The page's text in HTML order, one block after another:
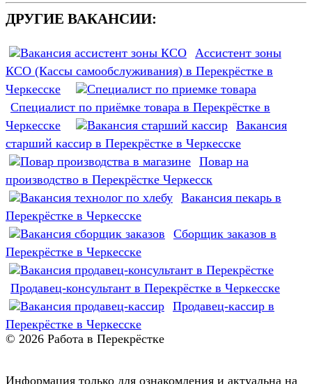
ДРУГИЕ ВАКАНСИИ:
Ассистент зоны
КСО (Кассы самообслуживания) в Перекрёстке в
Черкесске
Специалист по приёмке товара в Перекрёстке в
Черкесске
Вакансия
старший кассир в Перекрёстке в Черкесске
Повар на
производство в Перекрёстке Черкесск
Вакансия пекарь в
Перекрёстке в Черкесске
Сборщик заказов в
Перекрёстке в Черкесске
Продавец-консультант в Перекрёстке в Черкесске
Продавец-кассир в
Перекрёстке в Черкесске
© 2026 Работа в Перекрёстке
Информация только для ознакомления и актуальна на